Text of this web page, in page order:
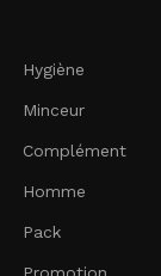
Hygiène
Minceur
Complément
Homme
Pack
Promotion